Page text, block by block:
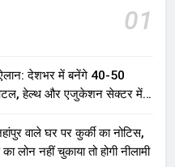
01
देशभर में बनेंगे 40-50
हेल्थ और एजुकेशन सेक्टर में
वाले घर पर कुर्की का नोटिस,
लोन नहीं चुकाया तो होगी नीलामी